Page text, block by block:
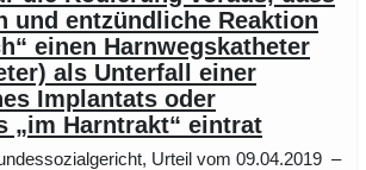
und entzündliche Reaktion
einen Harnwegskatheter
als Unterfall einer
Implantats oder
„im Harntrakt“ eintrat
Urteil vom 09.04.2019 –